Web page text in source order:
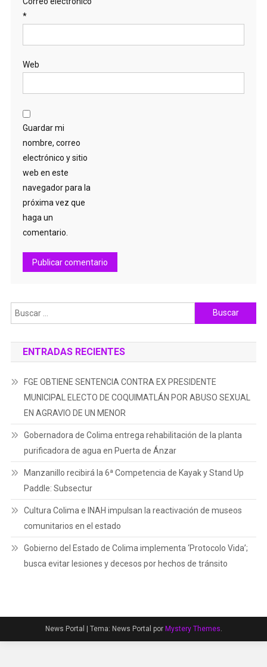
*
Web
Guardar mi
nombre, correo
electrónico y sitio
web en este
navegador para la
próxima vez que
haga un
comentario.
Buscar:
ENTRADAS RECIENTES
FGE OBTIENE SENTENCIA CONTRA EX PRESIDENTE
MUNICIPAL ELECTO DE COQUIMATLÁN POR ABUSO SEXUAL
EN AGRAVIO DE UN MENOR
Gobernadora de Colima entrega rehabilitación de la planta
purificadora de agua en Puerta de Ánzar
Manzanillo recibirá la 6ª Competencia de Kayak y Stand Up
Paddle: Subsectur
Cultura Colima e INAH impulsan la reactivación de museos
comunitarios en el estado
Gobierno del Estado de Colima implementa ‘Protocolo Vida’;
busca evitar lesiones y decesos por hechos de tránsito
News Portal | Tema: News Portal por Mystery Themes.